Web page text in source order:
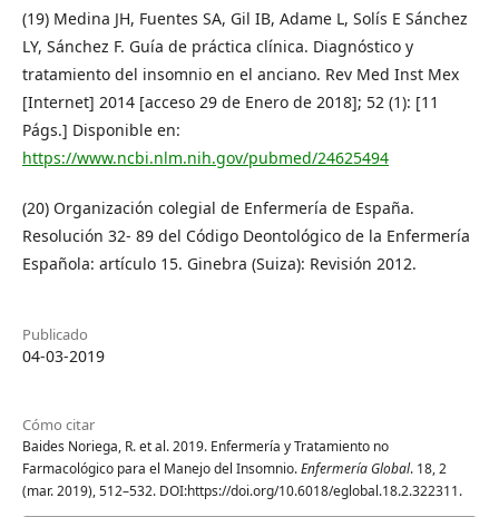
(19) Medina JH, Fuentes SA, Gil IB, Adame L, Solís E Sánchez
LY, Sánchez F. Guía de práctica clínica. Diagnóstico y
tratamiento del insomnio en el anciano. Rev Med Inst Mex
[Internet] 2014 [acceso 29 de Enero de 2018]; 52 (1): [11
Págs.] Disponible en:
https://www.ncbi.nlm.nih.gov/pubmed/24625494
(20) Organización colegial de Enfermería de España.
Resolución 32- 89 del Código Deontológico de la Enfermería
Española: artículo 15. Ginebra (Suiza): Revisión 2012.
Publicado
04-03-2019
Cómo citar
Baides Noriega, R. et al. 2019. Enfermería y Tratamiento no
Farmacológico para el Manejo del Insomnio.Enfermería Global. 18, 2
(mar. 2019), 512–532. DOI:https://doi.org/10.6018/eglobal.18.2.322311.